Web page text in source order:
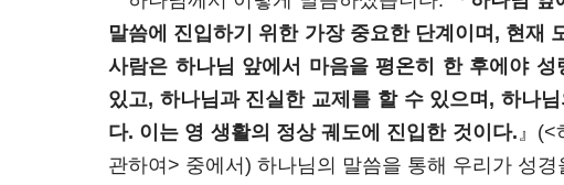
말씀에 진입하기 위한 가장 중요한 단계이며, 현재
사람은 하나님 앞에서 마음을 평온히 한 후에야
있고, 하나님과 진실한 교제를 할 수 있으며, 하나
다. 이는 영 생활의 정상 궤도에 진입한 것이다.』(<
관하여> 중에서) 하나님의 말씀을 통해 우리가 성